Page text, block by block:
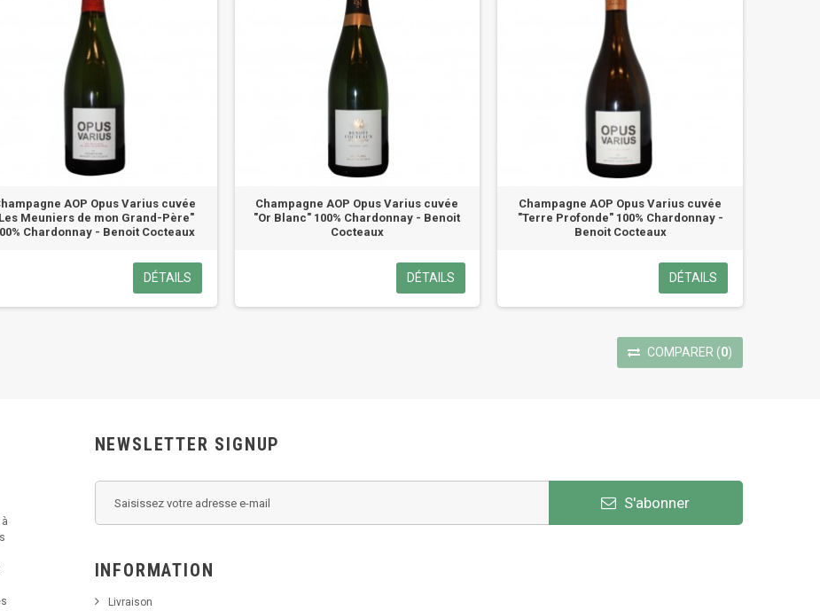
AOP Opus Varius cuvée
Meuniers de mon Grand-Père"
Chardonnay - Benoit Cocteaux
DÉTAILS
Champagne AOP Opus Varius cuvée
"Or Blanc" 100% Chardonnay - Benoit
Cocteaux
DÉTAILS
Champagne AOP Opus Varius cuvée
"Terre Profonde" 100% Chardonnay -
Benoit Cocteaux
DÉTAILS
COMPARER (0)
NEWSLETTER SIGNUP
S'abonner
INFORMATION
Livraison